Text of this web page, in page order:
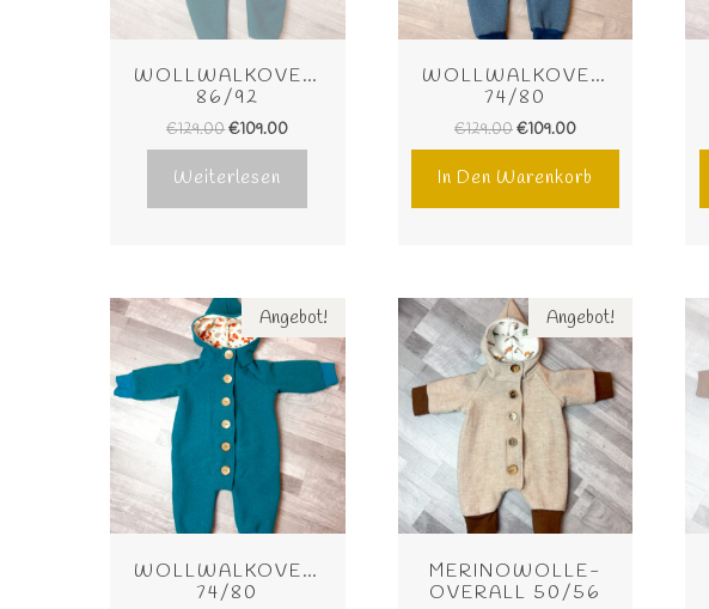
WOLLWALKOVERALL
86/92
€129.00€109.00
Weiterlesen
WOLLWALKOVERALL
74/80
€129.00€109.00
In Den Warenkorb
Angebot!
WOLLWALKOVERALL
74/80
Angebot!
MERINOWOLLE-
OVERALL 50/56